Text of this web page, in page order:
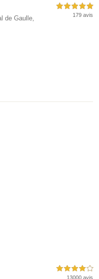
de Gaulle,
5,0 étoiles sur 5
179 avis
4,0 étoiles sur 5
13000 avis